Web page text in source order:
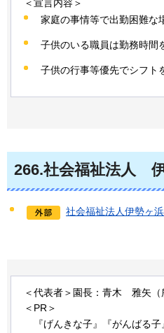
＜宣言内容＞
家庭の事情等で出勤困難な
子供のいる職員は勤務時間
子供の行事等優先でシフト
266.社会福祉法人
社会福祉法人伊勢ヶ
＜代表者＞園長：青木 雅矢（
＜PR＞
『げんきな子』『がんばる